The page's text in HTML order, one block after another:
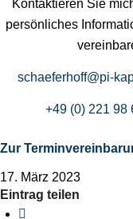
Kontaktieren Sie
persönliches
schaeferhoff@pi-
+49 (0) 221 98
Zur
17. März 2023
Eintrag teilen